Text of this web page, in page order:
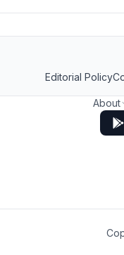
Editorial Policy
About